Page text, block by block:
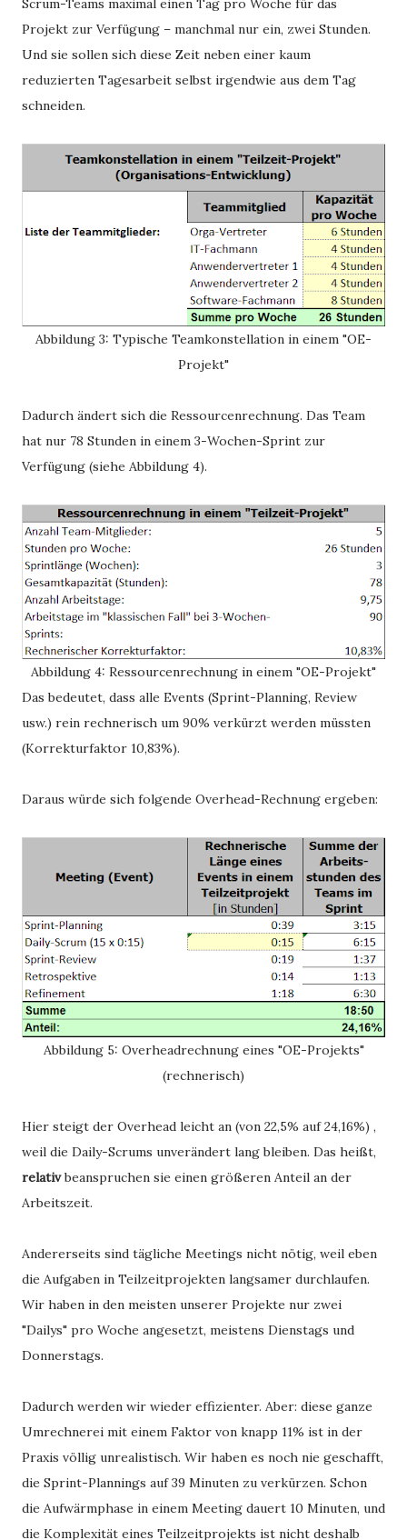
Projekt zur Verfügung – manchmal nur ein, zwei Stunden.
Und sie sollen sich diese Zeit neben einer kaum
reduzierten Tagesarbeit selbst irgendwie aus dem Tag
schneiden.
Abbildung 3: Typische Teamkonstellation in einem "OE-
Projekt"
Dadurch ändert sich die Ressourcenrechnung. Das Team
hat nur 78 Stunden in einem 3-Wochen-Sprint zur
Verfügung (siehe Abbildung 4).
Abbildung 4: Ressourcenrechnung in einem "OE-Projekt"
Das bedeutet, dass alle Events (Sprint-Planning, Review
usw.) rein rechnerisch um 90% verkürzt werden müssten
(Korrekturfaktor 10,83%).
Daraus würde sich folgende Overhead-Rechnung ergeben:
Abbildung 5: Overheadrechnung eines "OE-Projekts"
(rechnerisch)
Hier steigt der Overhead leicht an (von 22,5% auf 24,16%) ,
weil die Daily-Scrums unverändert lang bleiben. Das heißt,
relativbeanspruchen sie einen größeren Anteil an der
Arbeitszeit.
Andererseits sind tägliche Meetings nicht nötig, weil eben
die Aufgaben in Teilzeitprojekten langsamer durchlaufen.
Wir haben in den meisten unserer Projekte nur zwei
"Dailys" pro Woche angesetzt, meistens Dienstags und
Donnerstags.
Dadurch werden wir wieder effizienter. Aber: diese ganze
Umrechnerei mit einem Faktor von knapp 11% ist in der
Praxis völlig unrealistisch. Wir haben es noch nie geschafft,
die Sprint-Plannings auf 39 Minuten zu verkürzen. Schon
die Aufwärmphase in einem Meeting dauert 10 Minuten, und
die Komplexität eines Teilzeitprojekts ist nicht deshalb